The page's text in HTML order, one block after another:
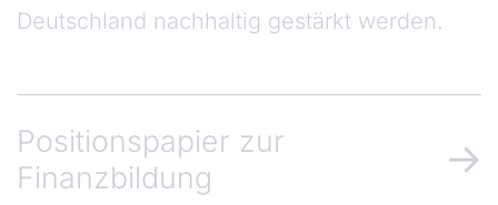
Deutschland nachhaltig gestärkt werden.
Positionspapier zur
Finanzbildung